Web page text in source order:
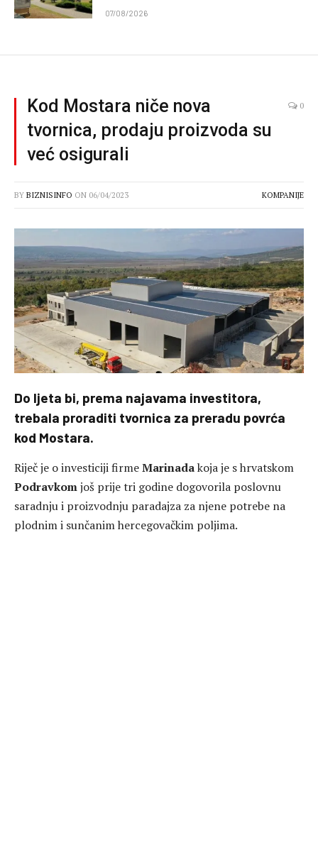
07/08/2026
Kod Mostara niče nova
tvornica, prodaju proizvoda su
već osigurali
0
BY BIZNISINFO ON 06/04/2023 KOMPANIJE
Do ljeta bi, prema najavama investitora,
trebala proraditi tvornica za preradu povrća
kod Mostara.
Riječ je o investiciji firmeMarinadakoja je s hrvatskom
Podravkomjoš prije tri godine dogovorila poslovnu
saradnju i proizvodnju paradajza za njene potrebe na
plodnim i sunčanim hercegovačkim poljima.